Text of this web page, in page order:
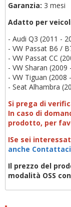
Garanzia: 3 mesi
Adatto per
- Audi Q3 (2011 -
- VW Passat B6 /
- VW Passat CC
- VW Sharan (2009
- VW Tiguan (2008
- Seat Alhambra
Si prega di
In caso di
prodotto, per
ISe sei
anche Contattaci
Il prezzo del
modalità OSS